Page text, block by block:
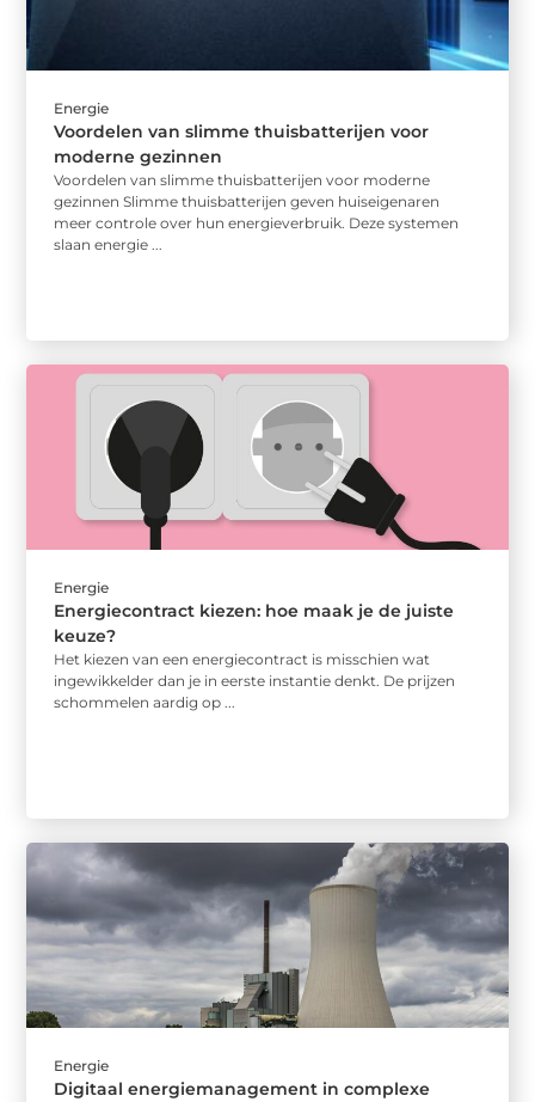
Energie
Voordelen van slimme thuisbatterijen voor
moderne gezinnen
Voordelen van slimme thuisbatterijen voor moderne
gezinnen Slimme thuisbatterijen geven huiseigenaren
meer controle over hun energieverbruik. Deze systemen
slaan energie ...
Energie
Energiecontract kiezen: hoe maak je de juiste
keuze?
Het kiezen van een energiecontract is misschien wat
ingewikkelder dan je in eerste instantie denkt. De prijzen
schommelen aardig op ...
Energie
Digitaal energiemanagement in complexe